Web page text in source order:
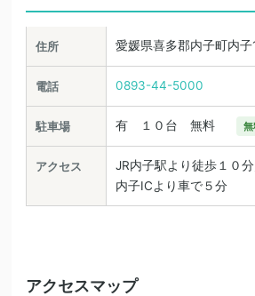
住所 愛媛県喜多郡内子町内子
電話 0893-44-5000
駐車場 有 １０台 無料
アクセス
JR内子駅より徒歩１０
内子ICより車で５分
アクセスマップ